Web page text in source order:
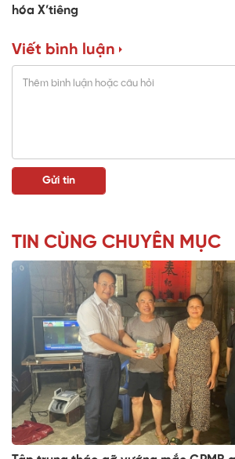
hóa X’tiêng
Viết bình luận
TIN CÙNG CHUYÊN MỤC